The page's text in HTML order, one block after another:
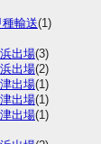
種輸送(1)
出場(3)
出場(2)
出場(1)
出場(1)
出場(1)